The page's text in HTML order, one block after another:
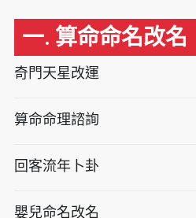
一. 算命命名改名
奇門天星改運
算命命理諮詢
回客流年卜卦
嬰兒命名改名